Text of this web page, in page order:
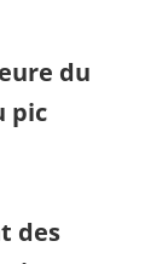
du
pic
des